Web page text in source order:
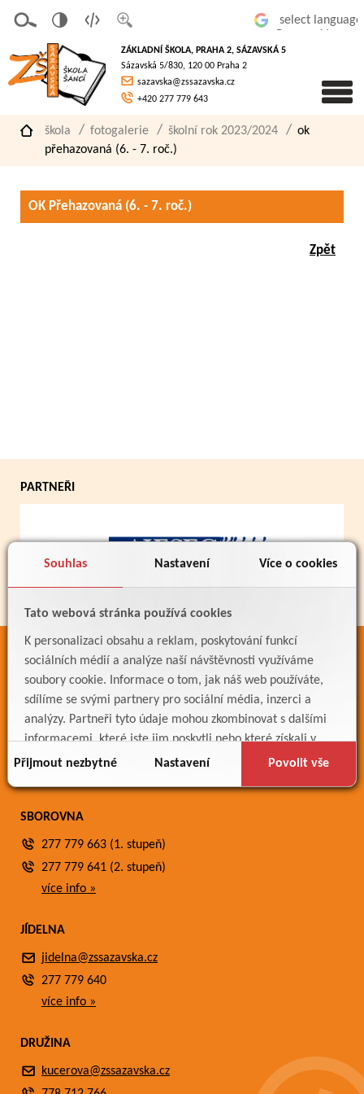
Souhlas Nastavení Více o cookies
Tato webová stránka používá cookies
K personalizaci obsahu a reklam, poskytování funkcí
sociálních médií a analýze naší návštěvnosti využíváme
soubory cookie. Informace o tom, jak náš web používáte,
sdílíme se svými partnery pro sociální média, inzerci a
analýzy. Partneři tyto údaje mohou zkombinovat s dalšími
informacemi, které jste jim poskytli nebo které získali v
důsledku toho, že používáte jejich služby.
Přijmout nezbytné Nastavení Povolit vše
písmo
á
verze
pro
slaboz
raké
ZÁKLADNÍ ŠKOLA, PRAHA 2, SÁZAVSKÁ 5
Sázavská 5/830, 120 00 Praha 2
sazavska@zssazavska.cz
+420 277 779 643
škola fotogalerie školní rok 2023/2024
ok
přehazovaná (6. - 7. roč.)
OK Přehazovaná (6. - 7. roč.)
Zpět
PARTNEŘI
ODKAZY
Bakaláři
Jídelníček
Meteostanice
SBOROVNA
277 779 663 (1. stupeň)
277 779 641 (2. stupeň)
více info »
JÍDELNA
jidelna@zssazavska.cz
277 779 640
více info »
DRUŽINA
kucerova@zssazavska.cz